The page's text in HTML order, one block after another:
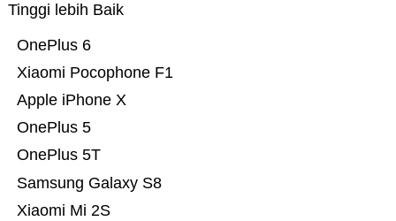
Tinggi lebih Baik
Xiaomi Mi 2S
Samsung Galaxy S8
OnePlus 5T
OnePlus 5
Apple iPhone X
Xiaomi Pocophone F1
OnePlus 6